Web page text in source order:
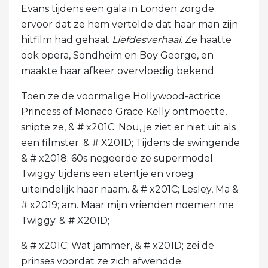
Evans tijdens een gala in Londen zorgde
ervoor dat ze hem vertelde dat haar man zijn
hitfilm had gehaat Liefdesverhaal. Ze haatte
ook opera, Sondheim en Boy George, en
maakte haar afkeer overvloedig bekend.
Toen ze de voormalige Hollywood-actrice
Princess of Monaco Grace Kelly ontmoette,
snipte ze, & # x201C; Nou, je ziet er niet uit als
een filmster. & # X201D; Tijdens de swingende
& # x2018; 60s negeerde ze supermodel
Twiggy tijdens een etentje en vroeg
uiteindelijk haar naam. & # x201C; Lesley, Ma &
# x2019; am. Maar mijn vrienden noemen me
Twiggy. & # X201D;
& # x201C; Wat jammer, & # x201D; zei de
prinses voordat ze zich afwendde.